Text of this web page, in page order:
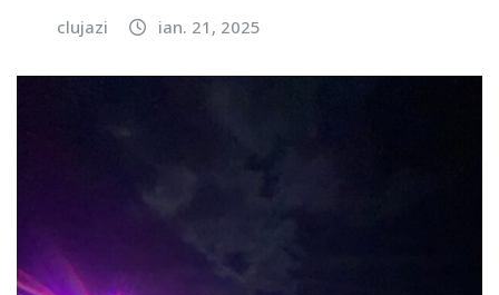
clujazi ian. 21, 2025